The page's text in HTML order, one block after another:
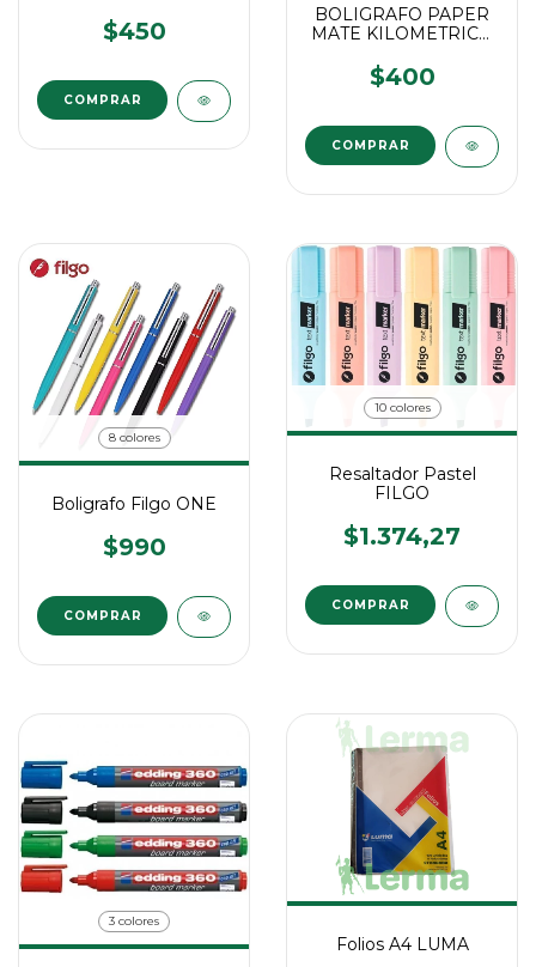
$450
COMPRAR
BOLIGRAFO PAPER
MATE KILOMETRICO
$400
COMPRAR
8 colores
Boligrafo Filgo ONE
$990
COMPRAR
10 colores
Resaltador Pastel
FILGO
$1.374,27
COMPRAR
3 colores
Folios A4 LUMA